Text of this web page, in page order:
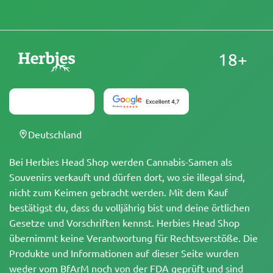
Bei Herbies Head Shop werden Cannabis-Samen als
Souvenirs verkauft und dürfen dort, wo sie illegal sind,
nicht zum Keimen gebracht werden. Mit dem Kauf
bestätigst du, dass du volljährig bist und deine örtlichen
Gesetze und Vorschriften kennst. Herbies Head Shop
übernimmt keine Verantwortung für Rechtsverstöße. Die
Produkte und Informationen auf dieser Seite wurden
weder vom BfArM noch von der FDA geprüft und sind
18+
Deutschland